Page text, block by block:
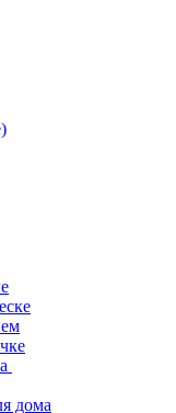
дома